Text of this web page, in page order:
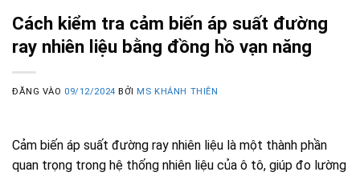
Cách kiểm tra cảm biến áp suất đường
ray nhiên liệu bằng đồng hồ vạn năng
ĐĂNG VÀO 09/12/2024 BỞI MS KHÁNH THIÊN
Cảm biến áp suất đường ray nhiên liệu là một thành phần
quan trọng trong hệ thống nhiên liệu của ô tô, giúp đo lường